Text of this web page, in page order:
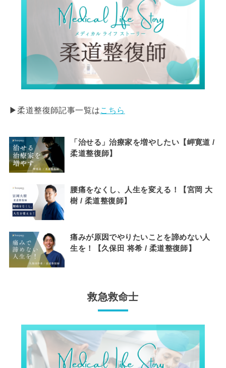
▶︎柔道整復師記事一覧はこちら
「治せる」治療家を増やしたい【岬寛道 /
柔道整復師】
腰痛をなくし、人生を変える！【宮岡 大
樹 / 柔道整復師】
痛みが原因でやりたいことを諦めない人
生を！【久保田 将希 / 柔道整復師】
救急救命士